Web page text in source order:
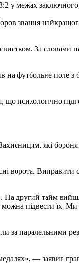
у межах
звання
За словами
на футбольне поле
що психологічно
які
ворота. Виправити
На другий тайм
підвести їх. Ми
за паралельними
— заявив